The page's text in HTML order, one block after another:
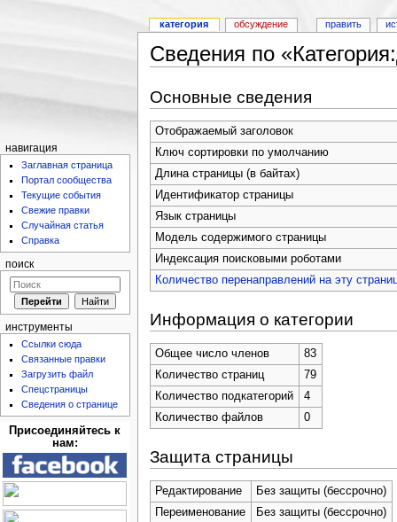
Сведения по
Основные сведения
Отображаемый заголовок
Ключ сортировки по умолчанию
Длина страницы (в байтах)
Идентификатор страницы
Язык страницы
Модель содержимого страницы
Индексация поисковыми роботами
Количество перенаправлений на эту
Информация о категории
Общее число членов
83
Количество страниц
79
Количество подкатегорий
4
Количество файлов
0
Защита страницы
Редактирование
Без защиты (бессрочно)
Переименование
Без защиты (бессрочно)
категория обсуждение править
навигация
Заглавная страница
Портал сообщества
Текущие события
Свежие правки
Случайная статья
Справка
поиск
инструменты
Ссылки сюда
Связанные правки
Загрузить файл
Спецстраницы
Сведения о странице
Присоединяйтесь к
нам: